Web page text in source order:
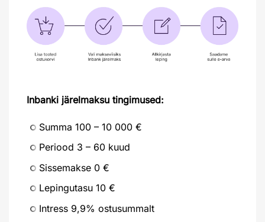
Inbanki järelmaksu tingimused:
Summa 100 – 10 000 €
Periood 3 – 60 kuud
Sissemakse 0 €
Lepingutasu 10 €
Intress 9,9% ostusummalt